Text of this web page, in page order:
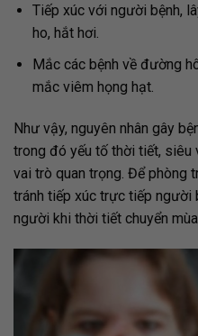
Tiếp xúc với người bệnh,
ho, hắt hơi.
Mắc các bệnh về đường
mắc viêm họng hạt.
Như vậy, nguyên nhân gây
trong đó yếu tố thời tiết, siêu
vai trò quan trọng. Để phòng
tránh tiếp xúc trực tiếp người
người khi thời tiết chuyển mùa.